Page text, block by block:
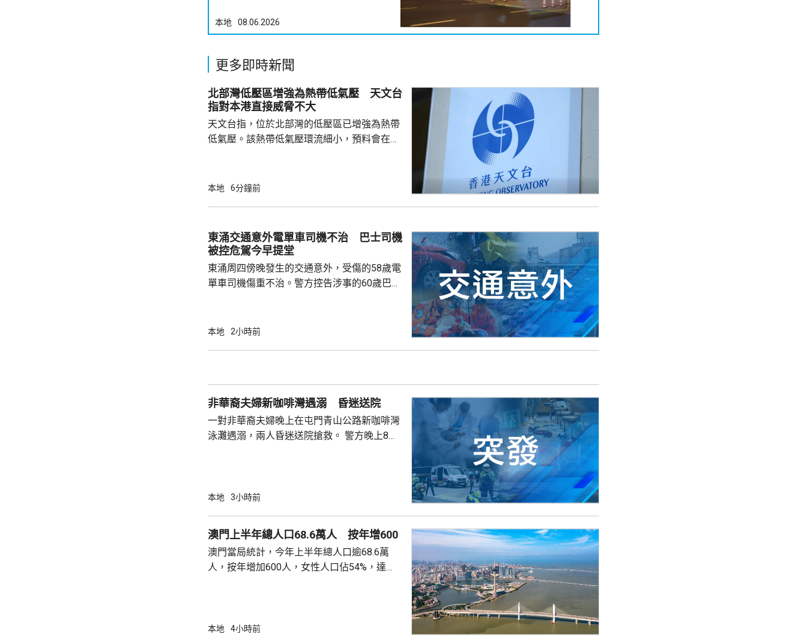
本地 08.06.2026
更多即時新聞
北部灣低壓區增強為熱帶低氣壓 天文台
指對本港直接威脅不大
天文台指，位於北部灣的低壓區已增強為熱帶
低氣壓。該熱帶低氣壓環流細小，預料會在今
採取靠近廣東沿岸的路徑，否則需要發出一號
本地 6分鐘前
東涌交通意外電單車司機不治 巴士司機
被控危駕今早提堂
東涌周四傍晚發生的交通意外，受傷的58歲電
單車司機傷重不治。警方控告涉事的60歲巴士
龍運巴士沿東涌東交匯處行駛，去到近北大嶼
周五早上8時許證實死亡。
本地 2小時前
非華裔夫婦新咖啡灣遇溺 昏迷送院
一對非華裔夫婦晚上在屯門青山公路新咖啡灣
泳灘遇溺，兩人昏迷送院搶救。 警方晚上8時
本地 3小時前
澳門上半年總人口68.6萬人 按年增600
澳門當局統計，今年上半年總人口逾68.6萬
人，按年增加600人，女性人口佔54%，達
方面，上半年從內地持單程證的新來澳人士有
本地 4小時前